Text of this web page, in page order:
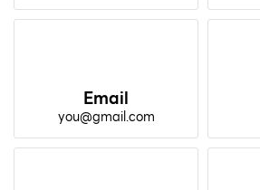
Email
you@gmail.com